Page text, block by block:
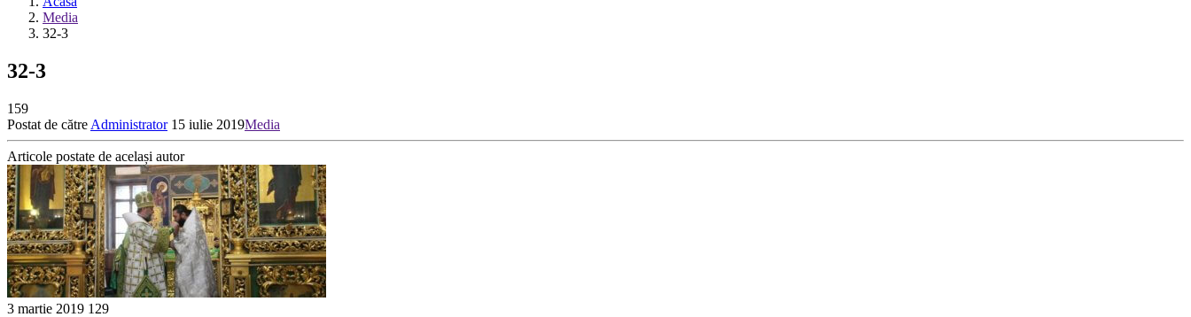
Media
32-3
32-3
159
Postat de către Administrator 15 iulie 2019Media
Articole postate de același autor
3 martie 2019 129